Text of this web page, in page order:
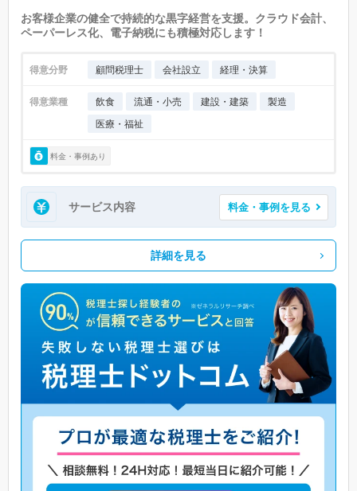
お客様企業の健全で持続的な黒字経営を支援。クラウド会計、
ペーパーレス化、電子納税にも積極対応します！
得意分野 顧問税理士 会社設立 経理・決算
得意業種 飲食 流通・小売 建設・建築
製造
医療・福祉
料金・事例あり
サービス内容 料金・事例を見る
詳細を見る